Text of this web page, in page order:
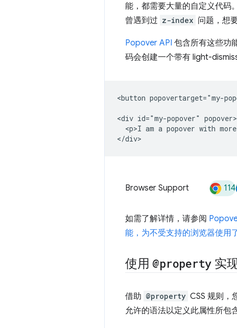
能，都需要大量的自定义代码
曾遇到过 z-index 问题，想
Popover API 包含所有这些功
码会创建一个带有 light-
<button popovertarget="my-
<div id="my-popover" popover>
<p>I am a popover with
Browser Support 114
如需了解详情，请参阅
能，为不受支持的浏览器使用
使用 @property 实
借助 @property CSS 规则，
允许的语法以定义此属性所包